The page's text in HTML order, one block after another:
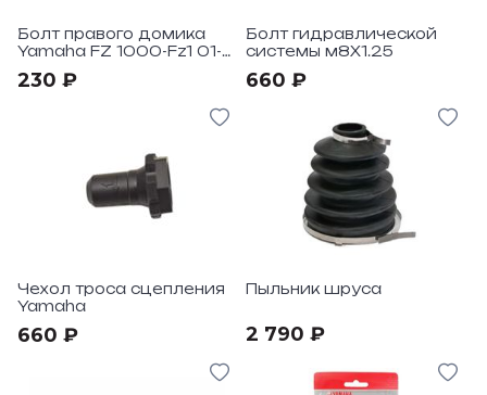
Болт правого домика
Yamaha FZ 1000-Fz1 01-
230 ₽
Болт гидравлической
системы м8X1.25
660 ₽
Чехол троса сцепления
Yamaha
660 ₽
Пыльник шруса
2 790 ₽